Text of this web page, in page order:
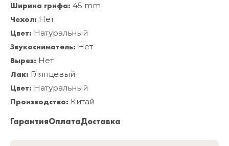
Ширина грифа: 45 mm
Чехол: Нет
Цвет: Натуральный
Звукосниматель: Нет
Вырез: Нет
Лак: Глянцевый
Цвет: Натуральный
Производство: Китай
ГарантияОплатаДоставка